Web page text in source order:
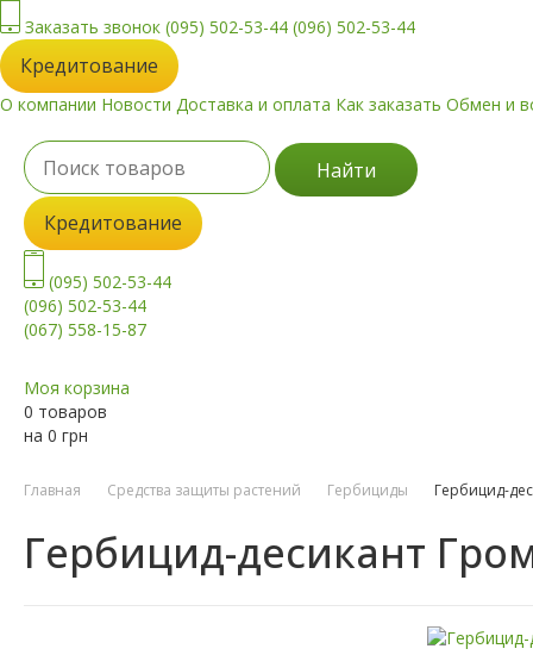
Заказать звонок (095) 502-53-44 (096) 502-53-44
Кредитование
О компании Новости Доставка и оплата Как заказать Обмен и
Найти
Кредитование
(095) 502-53-44
(096) 502-53-44
(067) 558-15-87
Моя корзина
0 товаров
на 0 грн
Главная Средства защиты растений Гербициды Гербицид-
Гербицид-десикант